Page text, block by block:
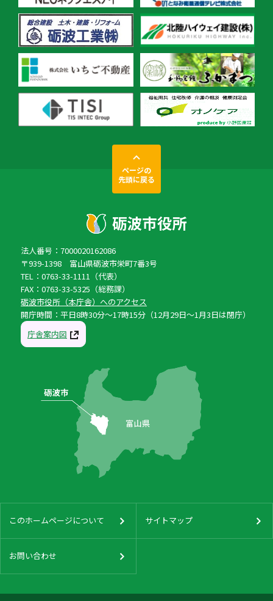
ページの
先頭に戻る
法人番号：7000020162086
〒939-1398 富山県砺波市栄町7番3号
TEL：0763-33-1111（代表）
FAX：0763-33-5325（総務課）
砺波市役所（本庁舎）へのアクセス
開庁時間：平日8時30分〜17時15分（12月29日〜1月3日は閉庁）
庁舎案内図
このホームページについて サイトマップ
お問い合わせ